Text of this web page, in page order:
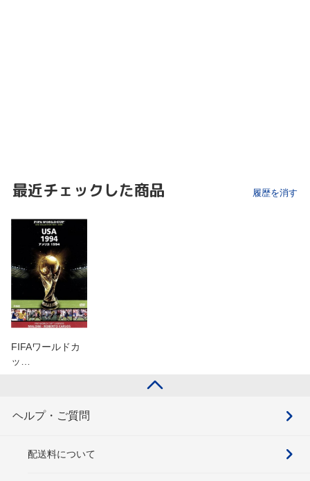
最近チェックした商品 履歴を消す
FIFAワールドカ
ッ…
ヘルプ・ご質問
配送料について